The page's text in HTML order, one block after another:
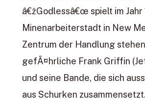
â€žGodlessâ€œ spielt im Jahr
Minenarbeiterstadt in New
Zentrum der Handlung
gefÃ¤hrliche Frank Griffin
und seine Bande, die sich
aus Schurken